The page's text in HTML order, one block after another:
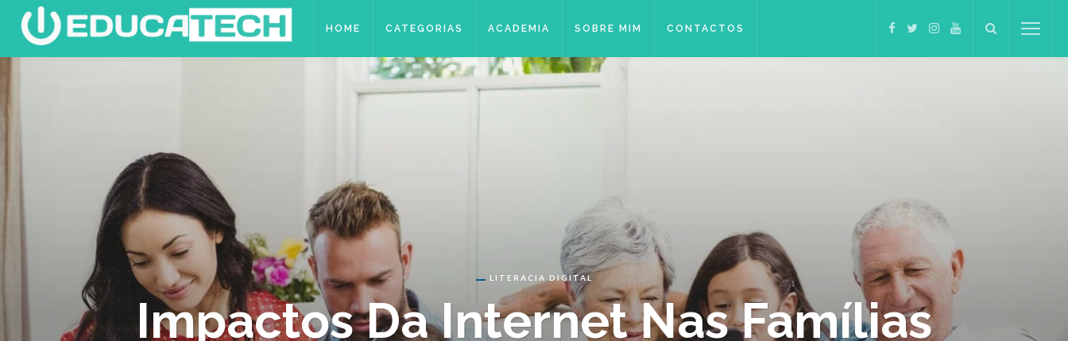
HOME CATEGORIAS ACADEMIA SOBRE MIM CONTACTOS
LITERACIA DIGITAL
Impactos Da Internet Nas Famílias